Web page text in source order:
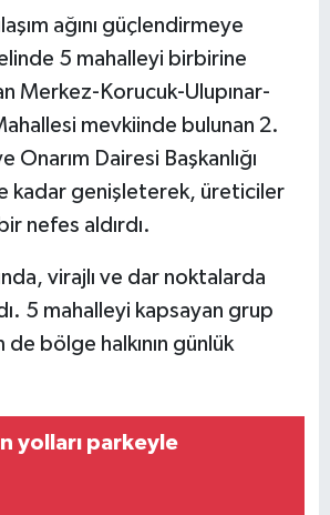
ağını güçlendirmeye
5 mahalleyi birbirine
Merkez-Korucuk-Ulupınar-
mevkiinde bulunan 2.
Onarım Dairesi Başkanlığı
kadar genişleterek, üreticiler
nefes aldırdı.
virajlı ve dar noktalarda
5 mahalleyi kapsayan grup
de bölge halkının günlük
yolları parkeyle